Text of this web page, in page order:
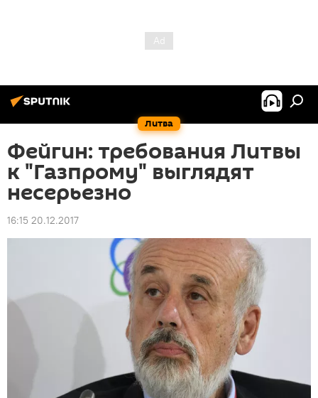
Литва
Фейгин: требования Литвы
к "Газпрому" выглядят
несерьезно
16:15 20.12.2017